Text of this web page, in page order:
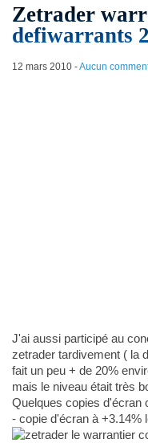
Zetrader
defiwarrants
12 mars 2010-Aucun
J'ai aussi participé au
zetrader tardivement ( la
fait un peu + de 20%
mais le niveau était très
Quelques copies d'écran
- copie d'écran à +3.14%